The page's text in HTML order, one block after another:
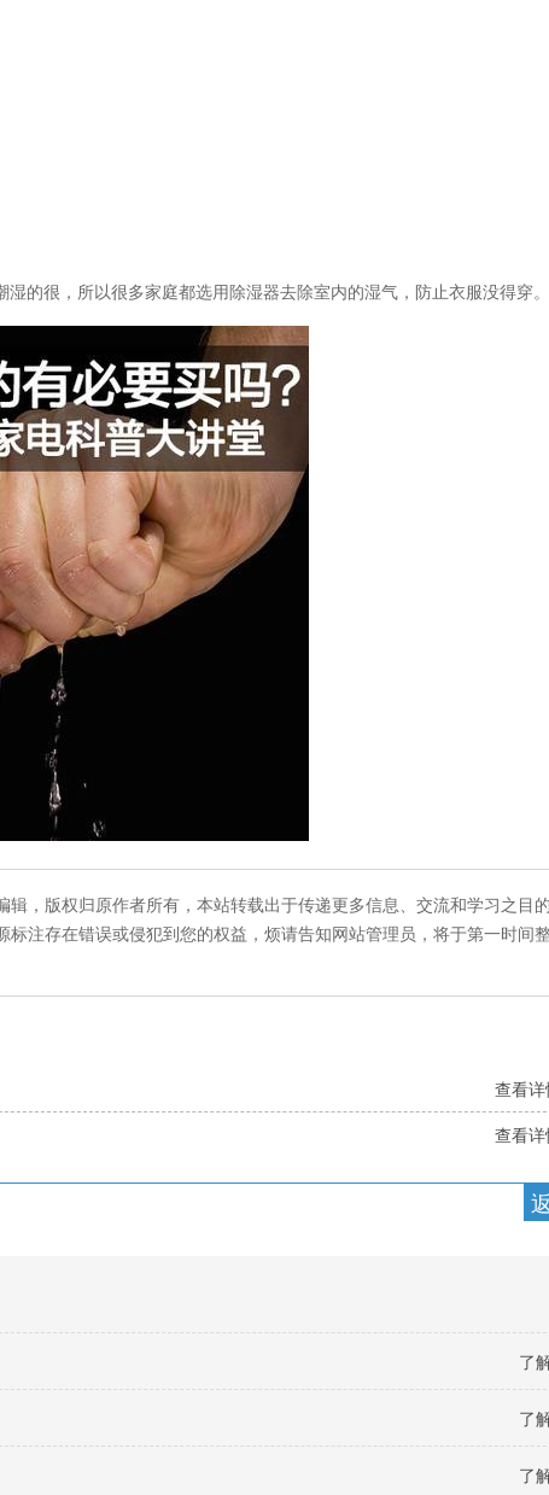
很，所以很多家庭都选用除湿器去除室内的湿气，防止衣服没得穿。
，版权归原作者所有，本站转载出于传递更多信息、交流和学习之目
注存在错误或侵犯到您的权益，烦请告知网站管理员，将于第一时间
查看
查看
了
了
了